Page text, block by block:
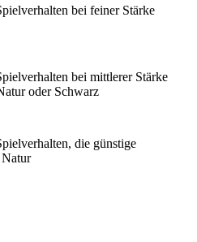
bei feiner Stärke
bei mittlerer Stärke
oder Schwarz
die günstige
Natur